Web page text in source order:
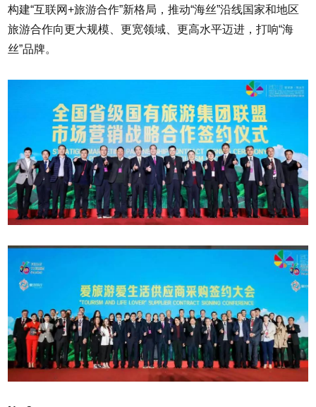
构建“互联网+旅游合作”新格局，推动“海丝”沿线国家和地区
旅游合作向更大规模、更宽领域、更高水平迈进，打响“海
丝”品牌。